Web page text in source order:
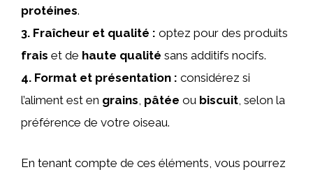
protéines.
3. Fraîcheur et qualité : optez pour des produits
frais et de haute qualité sans additifs nocifs.
4. Format et présentation : considérez si
l’aliment est en grains, pâtée ou biscuit, selon la
préférence de votre oiseau.
En tenant compte de ces éléments, vous pourrez